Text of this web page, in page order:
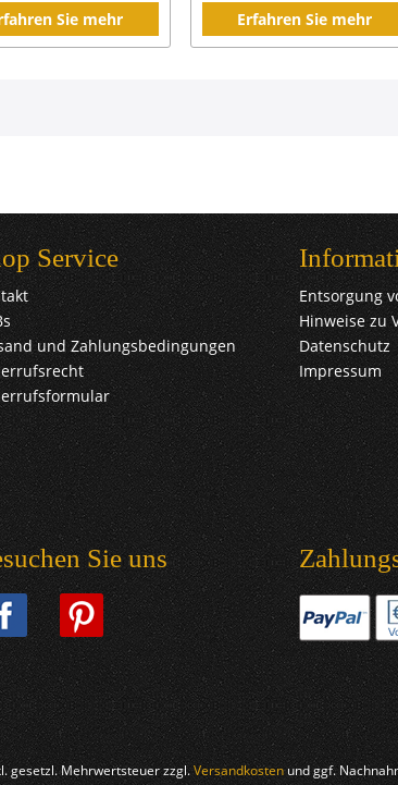
Sie mehr Erfahren Sie mehr
Service
und Zahlungsbedingungen
Entsorgung
Hinweise zu
Datenschutz
Impressum
Sie uns
gesetzl. Mehrwertsteuer zzgl.Versandkostenund ggf.